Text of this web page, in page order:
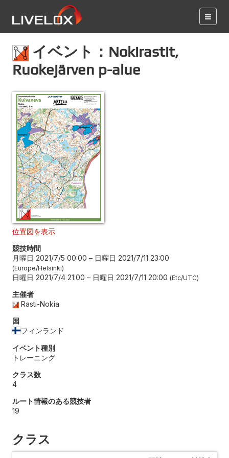
イベント：Nokirastit,
Ruokejärven p-alue
位置図を表示
競技時間
月曜日 2021/7/5 00:00 – 日曜日 2021/7/11 23:00
Europe/Helsinki
日曜日 2021/7/4 21:00 – 日曜日 2021/7/11 20:00 Etc/UTC
主催者
Rasti-Nokia
国
フィンランド
イベント種別
トレーニング
クラス数
4
ルート情報のある競技者
19
クラス